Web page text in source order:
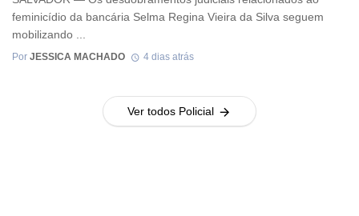
feminicídio da bancária Selma Regina Vieira da Silva seguem
mobilizando ...
Por JESSICA MACHADO 4 dias atrás
Ver todos Policial